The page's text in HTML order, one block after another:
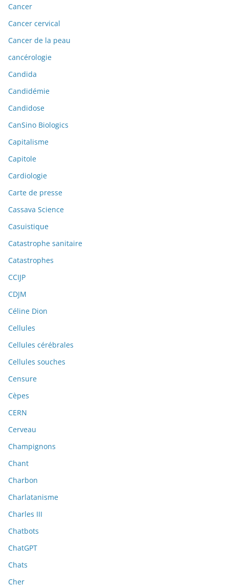
Cancer
Cancer cervical
Cancer de la peau
cancérologie
Candida
Candidémie
Candidose
CanSino Biologics
Capitalisme
Capitole
Cardiologie
Carte de presse
Cassava Science
Casuistique
Catastrophe sanitaire
Catastrophes
CCIJP
CDJM
Céline Dion
Cellules
Cellules cérébrales
Cellules souches
Censure
Cèpes
CERN
Cerveau
Champignons
Chant
Charbon
Charlatanisme
Charles III
Chatbots
ChatGPT
Chats
Cher